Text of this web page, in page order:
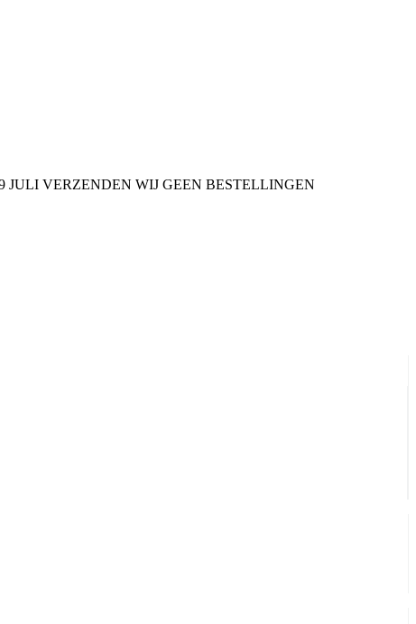
JULI VERZENDEN WIJ GEEN BESTELLINGEN